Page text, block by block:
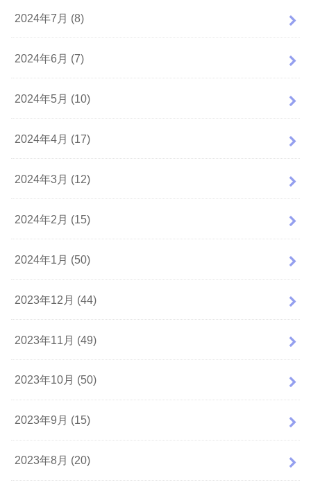
2024年7月 (8)
2024年6月 (7)
2024年5月 (10)
2024年4月 (17)
2024年3月 (12)
2024年2月 (15)
2024年1月 (50)
2023年12月 (44)
2023年11月 (49)
2023年10月 (50)
2023年9月 (15)
2023年8月 (20)